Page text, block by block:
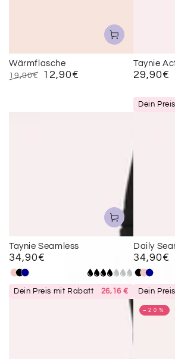
Wärmflasche
19,90€
12,90€
Taynie
Regulärer
29,90€
Dein
Taynie Seamless
Regulärer
Preis
34,90€
Apricot
Schwarz
Darkblue
Dein Preis mit Rabatt 26,16 €
Daily
Regulärer
Preis
34,90€
Schwarz
Apricot
Dein
–20%